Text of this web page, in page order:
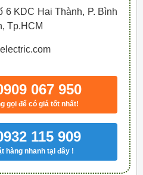
KDC Hai Thành, P. Bình
Tp.HCM
067 950
gọi để có giá tốt nhất!
115 909
hàng nhanh tại đây !